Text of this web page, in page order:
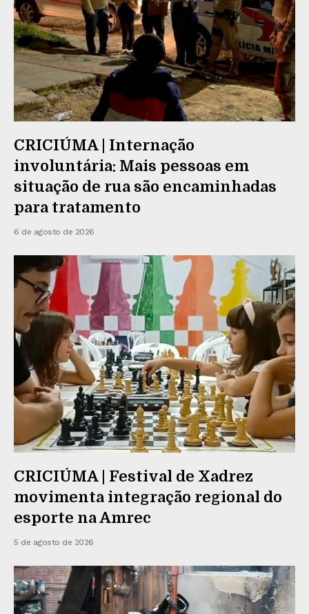
CRICIÚMA | Internação
involuntária: Mais pessoas em
situação de rua são encaminhadas
para tratamento
6 de agosto de 2026
CRICIÚMA | Festival de Xadrez
movimenta integração regional do
esporte na Amrec
5 de agosto de 2026